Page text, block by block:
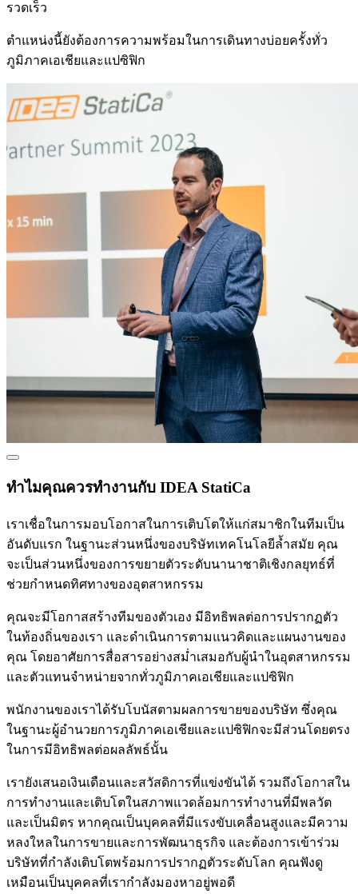
รวดเร็ว
ตำแหน่งนี้ยังต้องการความพร้อมในการเดินทางบ่อยครั้งทั่ว
ภูมิภาคเอเชียและแปซิฟิก
ทำไมคุณควรทำงานกับ IDEA StatiCa
เราเชื่อในการมอบโอกาสในการเติบโตให้แก่สมาชิกในทีมเป็น
อันดับแรก ในฐานะส่วนหนึ่งของบริษัทเทคโนโลยีล้ำสมัย คุณ
จะเป็นส่วนหนึ่งของการขยายตัวระดับนานาชาติเชิงกลยุทธ์ที่
ช่วยกำหนดทิศทางของอุตสาหกรรม
คุณจะมีโอกาสสร้างทีมของตัวเอง มีอิทธิพลต่อการปรากฏตัว
ในท้องถิ่นของเรา และดำเนินการตามแนวคิดและแผนงานของ
คุณ โดยอาศัยการสื่อสารอย่างสม่ำเสมอกับผู้นำในอุตสาหกรรม
และตัวแทนจำหน่ายจากทั่วภูมิภาคเอเชียและแปซิฟิก
พนักงานของเราได้รับโบนัสตามผลการขายของบริษัท ซึ่งคุณ
ในฐานะผู้อำนวยการภูมิภาคเอเชียและแปซิฟิกจะมีส่วนโดยตรง
ในการมีอิทธิพลต่อผลลัพธ์นั้น
เรายังเสนอเงินเดือนและสวัสดิการที่แข่งขันได้ รวมถึงโอกาสใน
การทำงานและเติบโตในสภาพแวดล้อมการทำงานที่มีพลวัต
และเป็นมิตร หากคุณเป็นบุคคลที่มีแรงขับเคลื่อนสูงและมีความ
หลงใหลในการขายและการพัฒนาธุรกิจ และต้องการเข้าร่วม
บริษัทที่กำลังเติบโตพร้อมการปรากฏตัวระดับโลก คุณฟังดู
เหมือนเป็นบุคคลที่เรากำลังมองหาอยู่พอดี